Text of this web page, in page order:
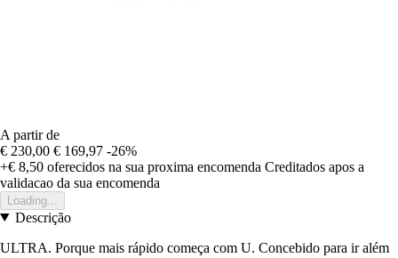
A partir de
€ 230,00 € 169,97 -26%
+€ 8,50 oferecidos na sua proxima encomenda Creditados apos a
validacao da sua encomenda
Loading...
Descrição
ULTRA. Porque mais rápido começa com U. Concebido para ir além